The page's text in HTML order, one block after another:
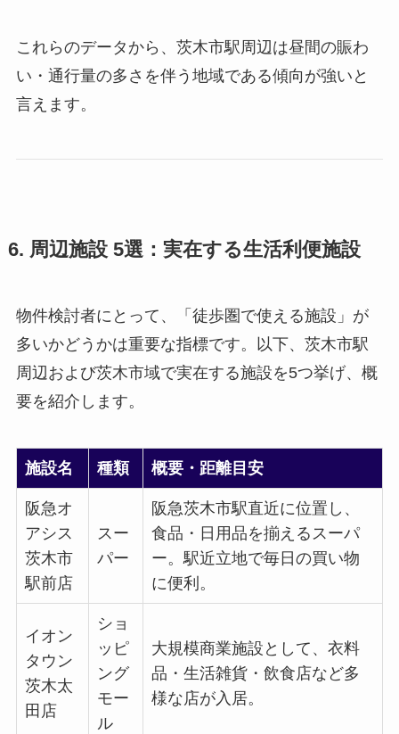
これらのデータから、茨木市駅周辺は昼間の賑わ
い・通行量の多さを伴う地域である傾向が強いと
言えます。
6. 周辺施設 5選：実在する生活利便施設
物件検討者にとって、「徒歩圏で使える施設」が
多いかどうかは重要な指標です。以下、茨木市駅
周辺および茨木市域で実在する施設を5つ挙げ、概
要を紹介します。
施設名 種類 概要・距離目安
阪急オ
アシス
茨木市
駅前店
スー
パー
阪急茨木市駅直近に位置し、
食品・日用品を揃えるスーパ
ー。駅近立地で毎日の買い物
に便利。
イオン
タウン
茨木太
田店
ショ
ッピ
ング
モー
ル
大規模商業施設として、衣料
品・生活雑貨・飲食店など多
様な店が入居。